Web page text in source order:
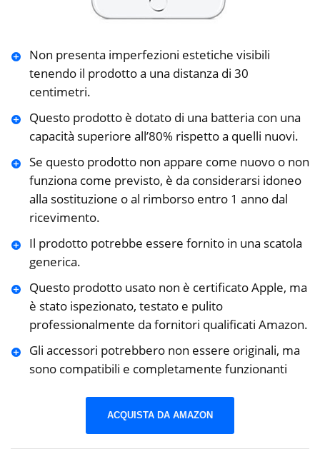
Non presenta imperfezioni estetiche visibili
tenendo il prodotto a una distanza di 30
centimetri.
Questo prodotto è dotato di una batteria con una
capacità superiore all’80% rispetto a quelli nuovi.
Se questo prodotto non appare come nuovo o non
funziona come previsto, è da considerarsi idoneo
alla sostituzione o al rimborso entro 1 anno dal
ricevimento.
Il prodotto potrebbe essere fornito in una scatola
generica.
Questo prodotto usato non è certificato Apple, ma
è stato ispezionato, testato e pulito
professionalmente da fornitori qualificati Amazon.
Gli accessori potrebbero non essere originali, ma
sono compatibili e completamente funzionanti
ACQUISTA DA AMAZON